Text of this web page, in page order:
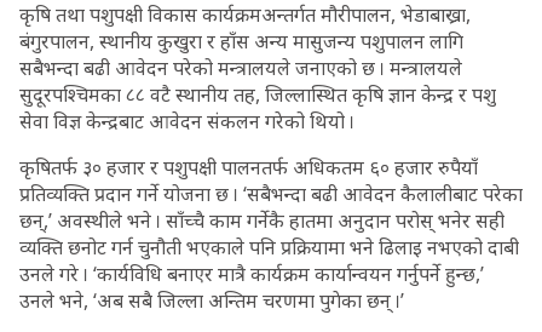
कृषि तथा पशुपक्षी विकास कार्यक्रमअन्तर्गत मौरीपालन, भेडाबाख्रा,
बंगुरपालन, स्थानीय कुखुरा र हाँस अन्य मासुजन्य पशुपालन लागि
सबैभन्दा बढी आवेदन परेको मन्त्रालयले जनाएको छ । मन्त्रालयले
सुदूरपश्चिमका ८८ वटै स्थानीय तह, जिल्लास्थित कृषि ज्ञान केन्द्र र पशु
सेवा विज्ञ केन्द्रबाट आवेदन संकलन गरेको थियो ।
कृषितर्फ ३० हजार र पशुपक्षी पालनतर्फ अधिकतम ६० हजार रुपैयाँ
प्रतिव्यक्ति प्रदान गर्ने योजना छ । ‘सबैभन्दा बढी आवेदन कैलालीबाट परेका
छन्,’ अवस्थीले भने । साँच्चै काम गर्नेकै हातमा अनुदान परोस् भनेर सही
व्यक्ति छनोट गर्न चुनौती भएकाले पनि प्रक्रियामा भने ढिलाइ नभएको दाबी
उनले गरे । ‘कार्यविधि बनाएर मात्रै कार्यक्रम कार्यान्वयन गर्नुपर्ने हुन्छ,’
उनले भने, ‘अब सबै जिल्ला अन्तिम चरणमा पुगेका छन् ।’